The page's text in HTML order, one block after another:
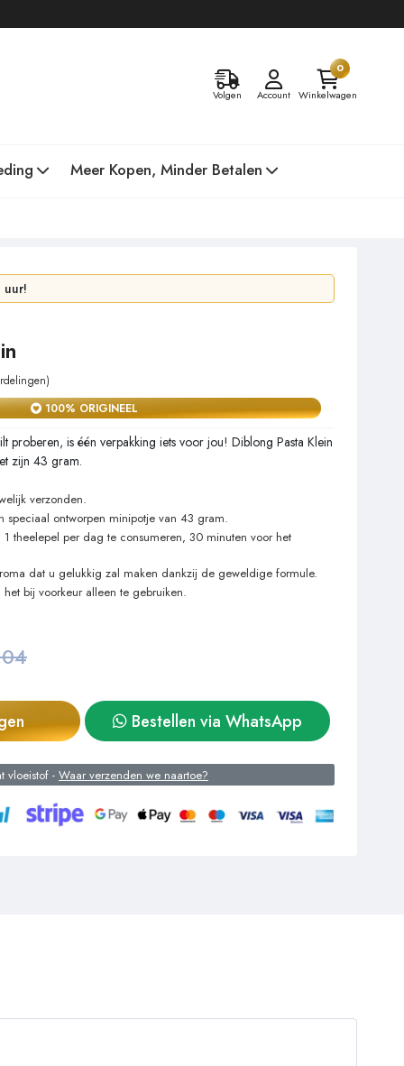
Volgen Account
0
Winkelwagen
Meer Kopen, Minder Betalen
uur!
in 2 dagen!
100% ORIGINEEL
proberen, is één verpakking iets voor jou! Diblong Pasta Klein
zijn 43 gram.
verzonden.
speciaal ontworpen minipotje van 43 gram.
theelepel per dag te consumeren, 30 minuten voor het
dat u gelukkig zal maken dankzij de geweldige formule.
bij voorkeur alleen te gebruiken.
Bestellen via WhatsApp
vloeistof - Waar verzenden we naartoe?